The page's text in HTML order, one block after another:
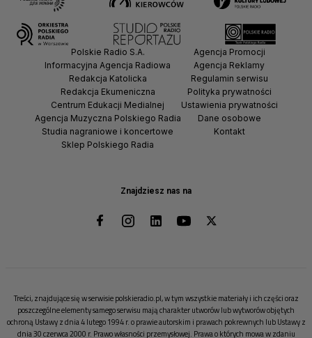
Znajdziesz nas na
Polskie Radio S.A.
Informacyjna Agencja Radiowa
Redakcja Katolicka
Redakcja Ekumeniczna
Centrum Edukacji Medialnej
Agencja Muzyczna Polskiego Radia
Studia nagraniowe i koncertowe
Sklep Polskiego Radia
Agencja Promocji
Agencja Reklamy
Regulamin serwisu
Polityka prywatności
Ustawienia prywatności
Dane osobowe
Kontakt
Treści, znajdujące się w serwisie polskieradio.pl, w tym wszystkie materiały i ich części oraz
poszczególne elementy samego serwisu mają charakter utworów lub wytworów objętych
ochroną Ustawy z dnia 4 lutego 1994 r. o prawie autorskim i prawach pokrewnych lub Ustawy z
dnia 30 czerwca 2000 r. Prawo własności przemysłowej. Prawa o których mowa w zdaniu